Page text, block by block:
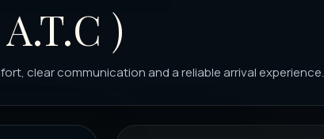
)
clear communication and a reliable arrival experience.